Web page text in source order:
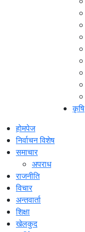
कृषि
होमपेज
निर्वाचन विशेष
समाचार
अपराध
राजनीति
विचार
अन्तवार्ता
शिक्षा
खेलकुद